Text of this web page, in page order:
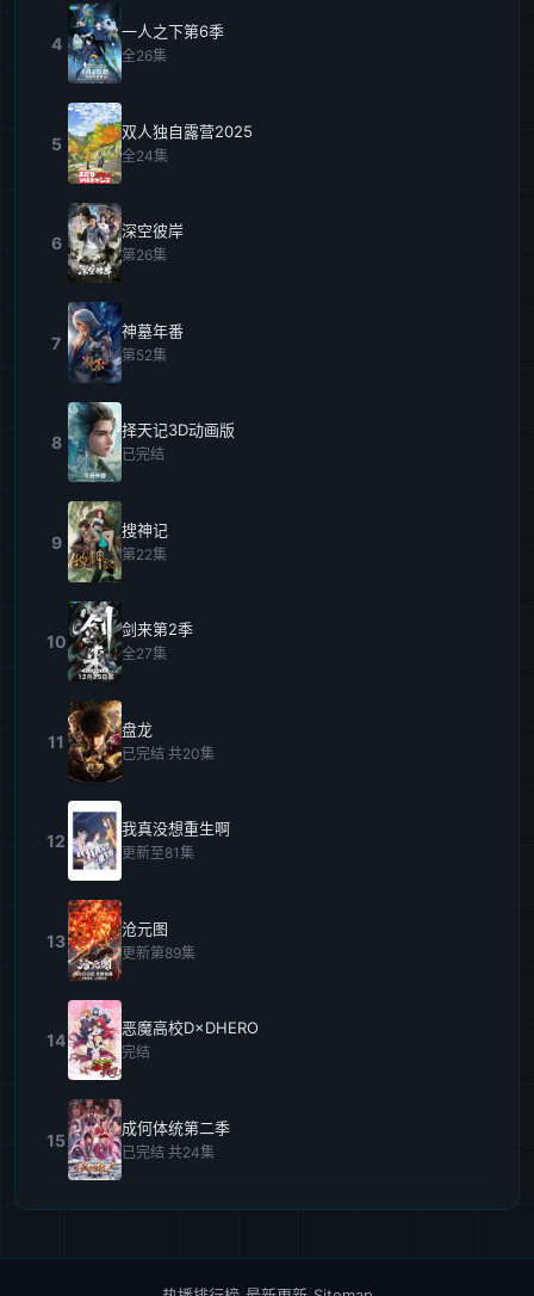
4
一人之下第6季
全26集
5
双人独自露营2025
全24集
6
深空彼岸
第26集
7
神墓年番
第52集
8
择天记3D动画版
已完结
9
搜神记
第22集
10
剑来第2季
全27集
11
盘龙
已完结 共20集
12
我真没想重生啊
更新至81集
13
沧元图
更新第89集
14
恶魔高校D×DHERO
完结
15
成何体统第二季
已完结 共24集